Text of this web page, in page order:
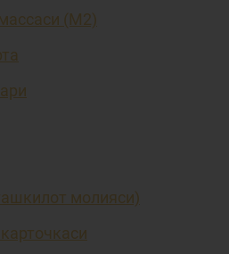
(М2)
молияси)